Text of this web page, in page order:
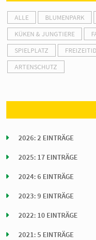
ALLE BLUMENPARK
KÜKEN & JUNGTIERE
SPIELPLATZ
ARTENSCHUTZ
2026: 2 EINTRÄGE
2025: 17 EINTRÄGE
2024: 6 EINTRÄGE
2023: 9 EINTRÄGE
2022: 10 EINTRÄGE
2021: 5 EINTRÄGE